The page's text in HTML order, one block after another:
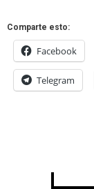
Comparte esto:
Facebook
Telegram